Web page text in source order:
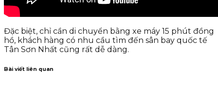
Đặc biệt, chỉ cần di chuyển bằng xe máy 15 phút đồng
hồ, khách hàng có nhu cầu tìm đến sân bay quốc tế
Tân Sơn Nhất cũng rất dễ dàng.
Bài viết liên quan